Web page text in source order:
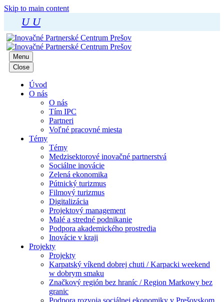
Skip to main content
U U
Menu
Close
Úvod
O nás
O nás
Tím IPC
Partneri
Voľné pracovné miesta
Témy
Témy
Medzisektorové inovačné partnerstvá
Sociálne inovácie
Zelená ekonomika
Pútnický turizmus
Filmový turizmus
Digitalizácia
Projektový management
Malé a stredné podnikanie
Podpora akademického prostredia
Inovácie v kraji
Projekty
Projekty
Karpatský víkend dobrej chuti / Karpacki weekend
w dobrym smaku
Značkový región bez hraníc / Region Markowy bez
granic
Podpora rozvoja sociálnej ekonomiky v Prešovskom